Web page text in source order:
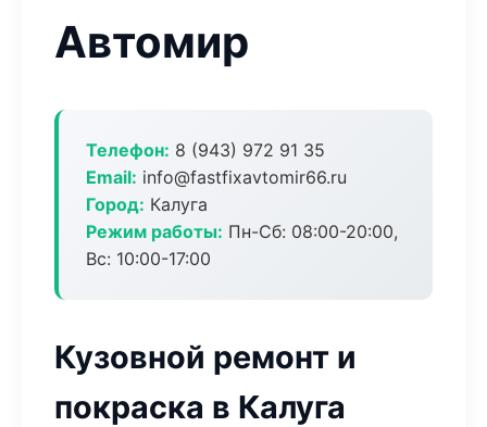
Автомир
Телефон: 8 (943) 972 91 35
Email: info@fastfixavtomir66.ru
Город: Калуга
Режим работы: Пн-Сб: 08:00-20:00,
Вс: 10:00-17:00
Кузовной ремонт и
покраска в Калуга